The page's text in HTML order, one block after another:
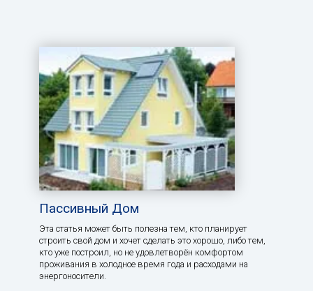
Пассивный Дом
Эта статья может быть полезна тем, кто планирует
строить свой дом и хочет сделать это хорошо, либо тем,
кто уже построил, но не удовлетворён комфортом
проживания в холодное время года и расходами на
энергоносители.